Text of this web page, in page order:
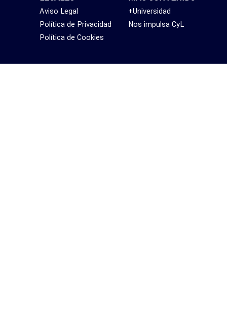
+Universidad
Nos impulsa CyL
Aviso Legal
Política de Privacidad
Política de Cookies